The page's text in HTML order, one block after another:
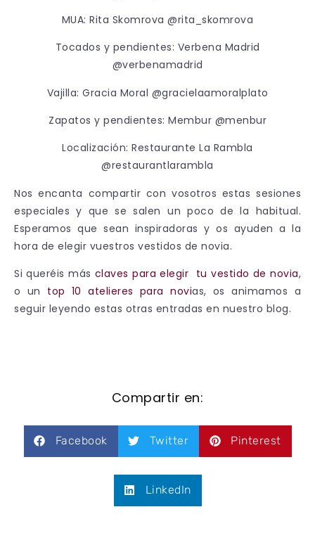
MUA: Rita Skomrova @rita_skomrova
Tocados y pendientes: Verbena Madrid
@verbenamadrid
Vajilla: Gracia Moral @gracielaamoralplato
Zapatos y pendientes: Membur @menbur
Localización: Restaurante La Rambla
@restaurantlarambla
Nos encanta compartir con vosotros estas sesiones
especiales y que se salen un poco de la habitual.
Esperamos que sean inspiradoras y os ayuden a la
hora de elegir vuestros vestidos de novia.
Si queréis más claves para elegir tu vestido de novia,
o un top 10 atelieres para novias, os animamos a
seguir leyendo estas otras entradas en nuestro blog.
Compartir en:
Facebook Twitter Pinterest
LinkedIn